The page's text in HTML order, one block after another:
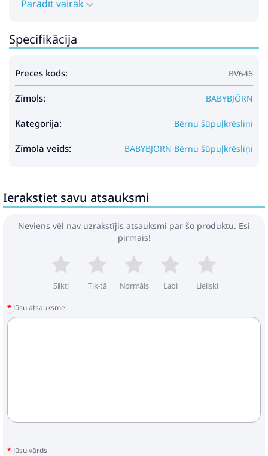
Parādīt vairāk
Specifikācija
Preces kods: BV646
Zīmols: BABYBJÖRN
Kategorija: Bērnu šūpuļkrēsliņi
Zīmola veids: BABYBJÖRN Bērnu šūpuļkrēsliņi
Ierakstiet savu atsauksmi
Neviens vēl nav uzrakstījis atsauksmi par šo produktu. Esi
pirmais!
Slikti Tik-tā Normāls Labi Lieliski
Jūsu atsauksme:
Jūsu vārds